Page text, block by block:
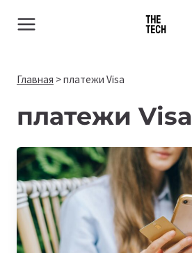
Главная >платежи Visa
платежи Visa